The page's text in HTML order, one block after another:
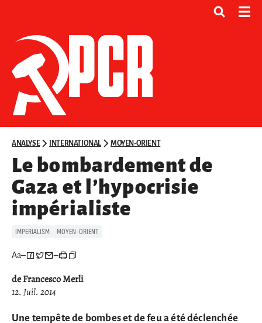
ANALYSE INTERNATIONAL MOYEN-ORIENT
Le bombardement de
Gaza et l’hypocrisie
impérialiste
IMPERIALISM MOYEN-ORIENT
Aa– –
de Francesco Merli
12. Juil. 2014
Une tempête de bombes et de feu a été déclenchée